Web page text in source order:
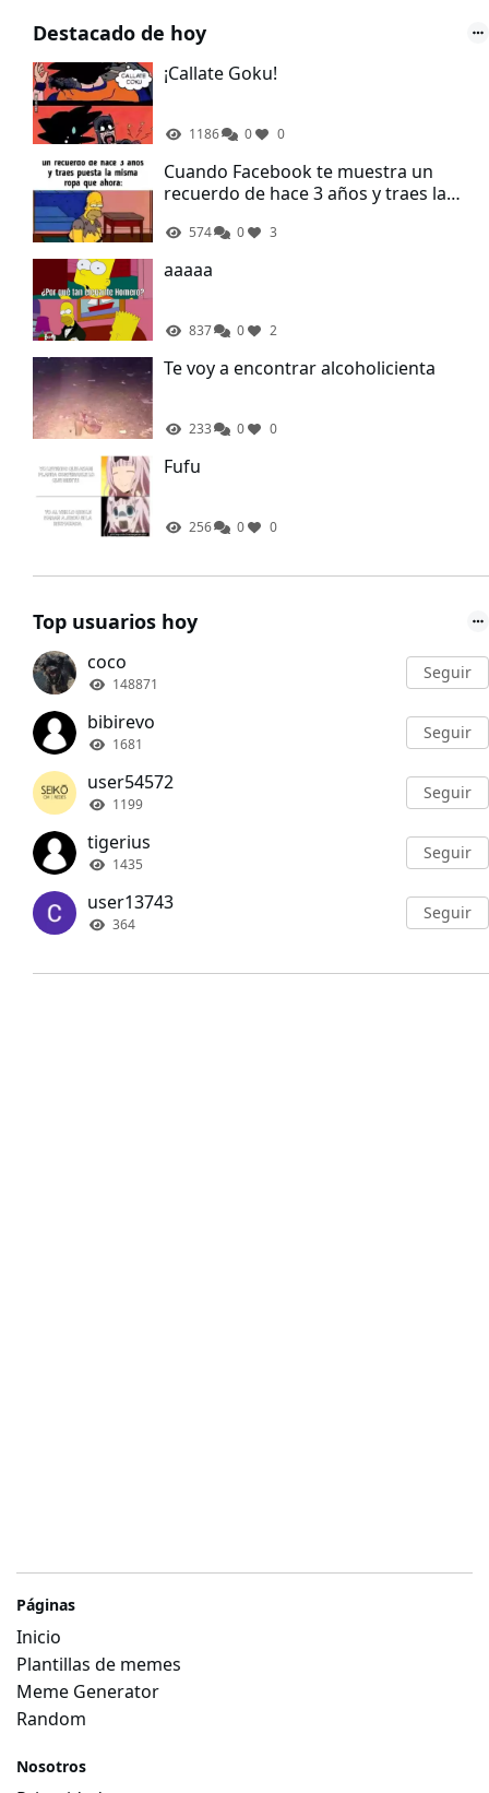
Destacado de hoy
¡Callate Goku!
1186 0 0
Cuando Facebook te muestra un
recuerdo de hace 3 años y traes la
574 0 3
aaaaa
837 0 2
Te voy a encontrar alcoholicienta
233 0 0
Fufu
256 0 0
Top usuarios hoy
coco
148871
Seguir
bibirevo
1681
Seguir
user54572
1199
Seguir
tigerius
1435
Seguir
user13743
364
Seguir
Páginas
Inicio
Plantillas de memes
Meme Generator
Random
Nosotros